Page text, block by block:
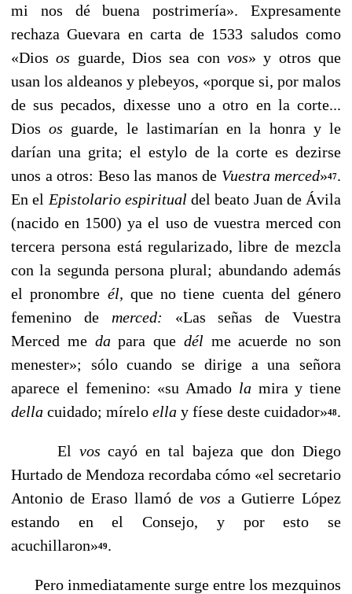
mi nos dé bue­na postrimería». Expresamente
rechaza Guevara en carta de 1533 saludos como
«Diosos guarde, Dios sea convos» y otros que
usan los aldeanos y plebeyos, «porque si, por malos
de sus pecados, dixesse uno a otro en la corte...
Diosos guarde, le lastimarían en la honra y le
darían una grita; el estylo de la corte es dezirse
unos a otros: Beso las ma­nos de Vuestra merced»47.
En el Epistolario espiritual del bea­to Juan de Ávila
(nacido en 1500) ya el uso de vuestra merced con
tercera persona está regularizado, libre de mezcla
con la segunda persona plural; abundando además
el pronombre él, que no tiene cuenta del género
femenino de merced: «Las señas de Vuestra
Merced me dapara que dél me acuerde no son
menester»; sólo cuando se dirige a una señora
aparece el femenino: «su Amado la mira y tie­ne
della cuidado; mírelo ella y fíese deste cuidador»48.
El voscayó en tal bajeza que don Diego
Hurtado de Mendoza recordaba cómo «el secretario
Antonio de Eraso llamó devos a Gutierre López
estando en el Consejo, y por esto se
acuchillaron»49.
Pero inmediatamente surge entre los mezquinos